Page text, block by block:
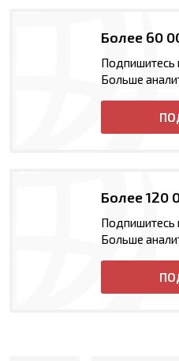
Более 60
Подпишитесь
Больше
Более 120
Подпишитесь
Больше